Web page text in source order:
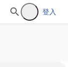
登入